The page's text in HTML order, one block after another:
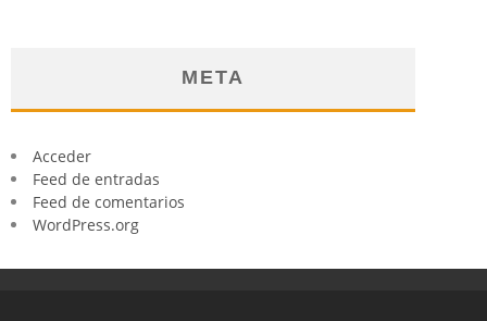
META
Acceder
Feed de entradas
Feed de comentarios
WordPress.org